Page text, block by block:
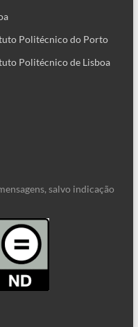
Politécnico do Porto
Politécnico de Lisboa
salvo indicação